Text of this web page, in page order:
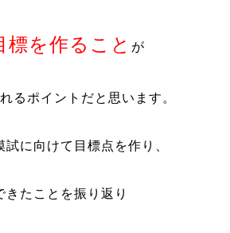
標を作ること が
るポイントだと思います。
試に向けて目標点を作り、
きたことを振り返り